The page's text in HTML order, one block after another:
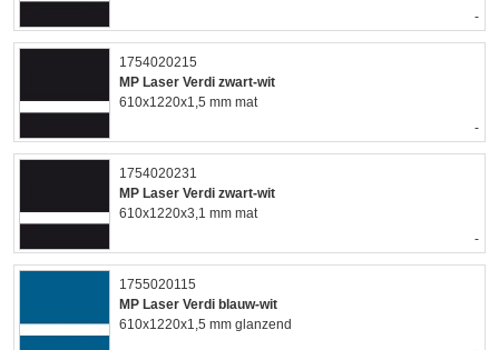
-
1754020215
MP Laser Verdi zwart-wit
610x1220x1,5 mm mat
-
1754020231
MP Laser Verdi zwart-wit
610x1220x3,1 mm mat
-
1755020115
MP Laser Verdi blauw-wit
610x1220x1,5 mm glanzend